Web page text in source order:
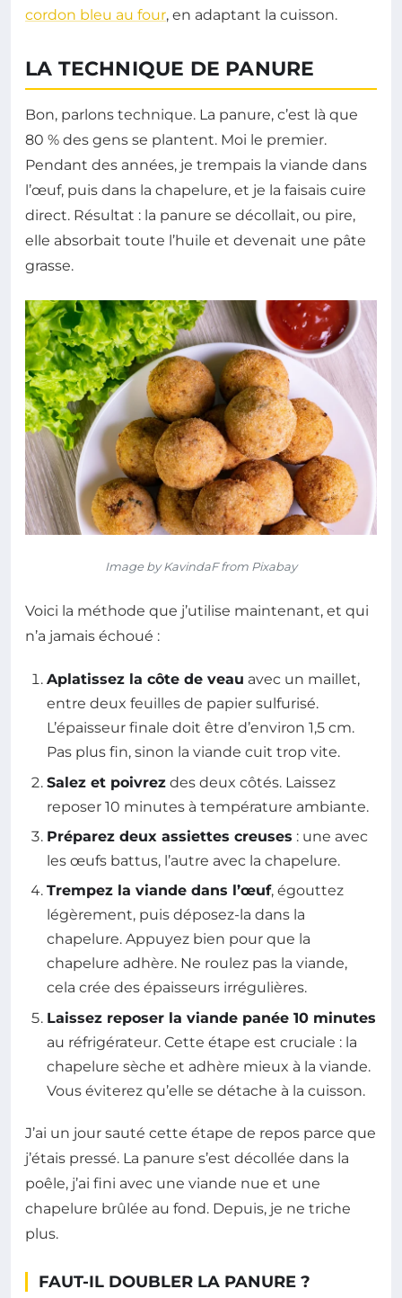
cordon bleu au four, en adaptant la cuisson.
LA TECHNIQUE DE PANURE
Bon, parlons technique. La panure, c’est là que
80 % des gens se plantent. Moi le premier.
Pendant des années, je trempais la viande dans
l’œuf, puis dans la chapelure, et je la faisais cuire
direct. Résultat : la panure se décollait, ou pire,
elle absorbait toute l’huile et devenait une pâte
grasse.
Image by KavindaF from Pixabay
Voici la méthode que j’utilise maintenant, et qui
n’a jamais échoué :
Aplatissez la côte de veau avec un maillet,
entre deux feuilles de papier sulfurisé.
L’épaisseur finale doit être d’environ 1,5 cm.
Pas plus fin, sinon la viande cuit trop vite.
Salez et poivrez des deux côtés. Laissez
reposer 10 minutes à température ambiante.
Préparez deux assiettes creuses : une avec
les œufs battus, l’autre avec la chapelure.
Trempez la viande dans l’œuf, égouttez
légèrement, puis déposez-la dans la
chapelure. Appuyez bien pour que la
chapelure adhère. Ne roulez pas la viande,
cela crée des épaisseurs irrégulières.
Laissez reposer la viande panée 10 minutes
au réfrigérateur. Cette étape est cruciale : la
chapelure sèche et adhère mieux à la viande.
Vous éviterez qu’elle se détache à la cuisson.
J’ai un jour sauté cette étape de repos parce que
j’étais pressé. La panure s’est décollée dans la
poêle, j’ai fini avec une viande nue et une
chapelure brûlée au fond. Depuis, je ne triche
plus.
FAUT-IL DOUBLER LA PANURE ?